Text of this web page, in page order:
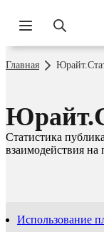
Главная
Статистика
взаимодействия на
Использование